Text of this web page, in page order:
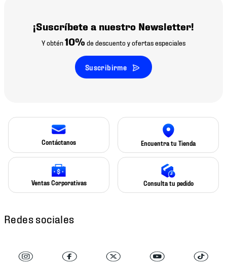
¡Suscríbete a nuestro Newsletter!
Y obtén10% de descuento y ofertas especiales
Suscribirme
Contáctanos Encuentra tu Tienda
Ventas Corporativas Consulta tu pedido
Redes sociales